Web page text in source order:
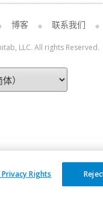
博客 联系我们
LLC. All rights Reserved.
Rights